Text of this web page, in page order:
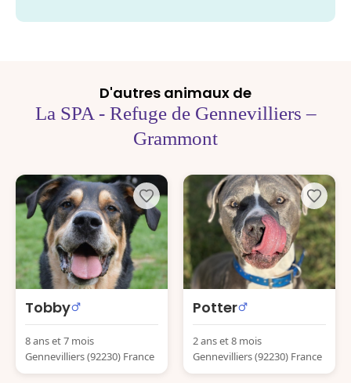
D'autres animaux de
La SPA - Refuge de Gennevilliers –
Grammont
Tobby
8 ans et 7 mois
Gennevilliers (92230) France
Potter
2 ans et 8 mois
Gennevilliers (92230) France